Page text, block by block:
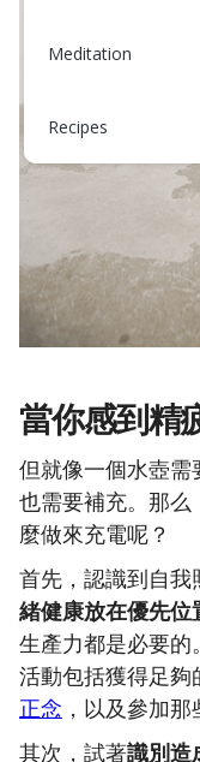
Meditation
Recipes
當你感到精
但就像一個水壺
也需要補充。那
麼做來充電呢？
首先，認識到自我
緒健康放在優先位
生產力都是必要
活動包括獲得足
正念 ，以及參加那
其次，試著識別造